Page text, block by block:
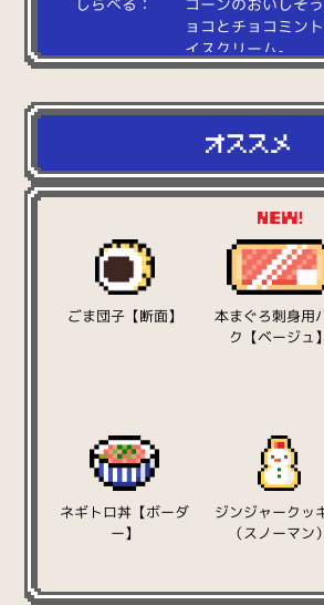
ョ コ とチ ョ コ ミ ン ト
イ ス ク リ ー ム。
ごま団子【断面】
本まぐろ刺身用
ク【ベージュ】
ネギトロ丼【ボーダ
ー】
ジンジャークッ
（スノーマン）